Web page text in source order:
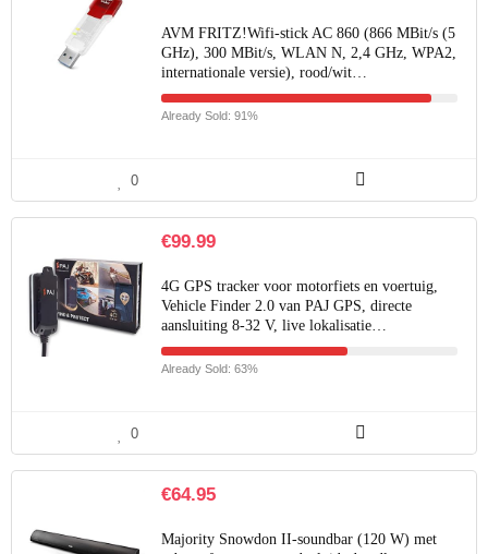
AVM FRITZ!Wifi-stick AC 860 (866 MBit/s (5
GHz), 300 MBit/s, WLAN N, 2,4 GHz, WPA2,
internationale versie), rood/wit…
Already Sold: 91%
0
€99.99
4G GPS tracker voor motorfiets en voertuig,
Vehicle Finder 2.0 van PAJ GPS, directe
aansluiting 8-32 V, live lokalisatie…
Already Sold: 63%
0
€64.95
Majority Snowdon II-soundbar (120 W) met